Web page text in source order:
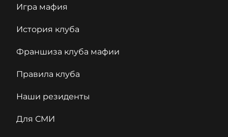
Игра мафия
История клуба
Франшиза клуба мафии
Правила клуба
Наши резиденты
Для СМИ